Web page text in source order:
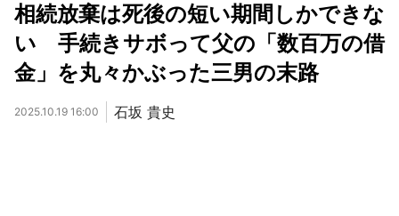
相続放棄は死後の短い期間しかできな
い 手続きサボって父の「数百万の借
金」を丸々かぶった三男の末路
2025.10.19 16:00 石坂 貴史